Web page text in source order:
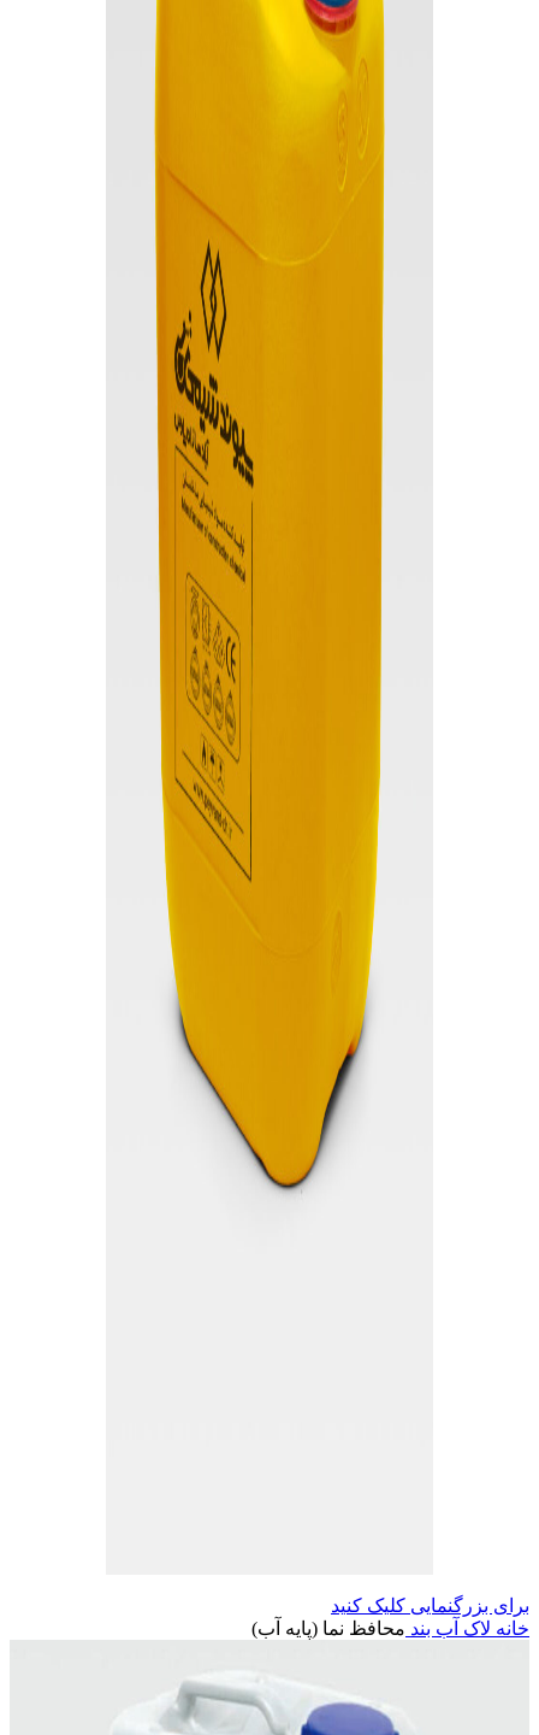
برای بزرگنمایی کلیک کنید
خانه لاک آب بند محافظ نما (پایه آب)